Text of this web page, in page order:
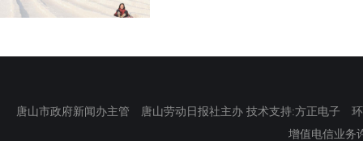
唐山市政府新闻办主管 唐山劳动日报社主办 技术支持:方正电子
增值电信业务